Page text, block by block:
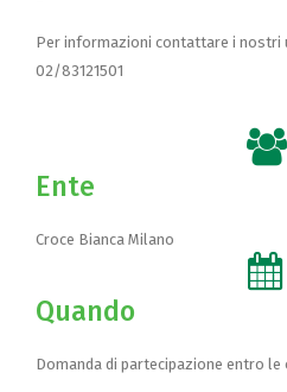
Per informazioni contattare i nostri
02/83121501
Ente
Croce Bianca Milano
Quando
Domanda di partecipazione entro le